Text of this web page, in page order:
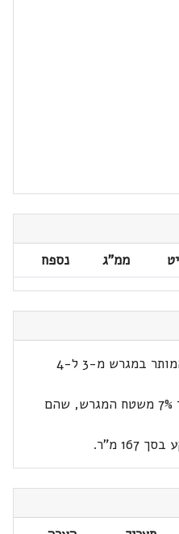
ממ"ג נספח
א. הגדלת מס' יחידות הדיור המותר במגרש מ-3 ל-4
ב. תוספת שטח עיקרי בשיעור 7% משטח המגרש, שהם
מ"ר.